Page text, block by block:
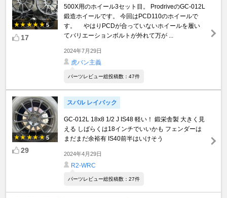
5
17
500X用のホイール3セット目。 ProdriveのGC-012L
鍛造ホイールです。 今回はPCD110のホイールで
す。 やはりPCDが合っていないホイールを履い
てバリエーションボルトが外れて万が ...
2024年7月29日
虎バン主義
パーツレビュー総投稿数：47件
5
29
スバル レイバック
GC-012L 18x8 1/2 J IS48 軽い！ 鍛栄舎製 大きく見
える しばらくは18インチでいいかも フェンダーは
まだまだ余裕有 IS40前半はいけそう
2024年4月29日
R2-WRC
パーツレビュー総投稿数：27件